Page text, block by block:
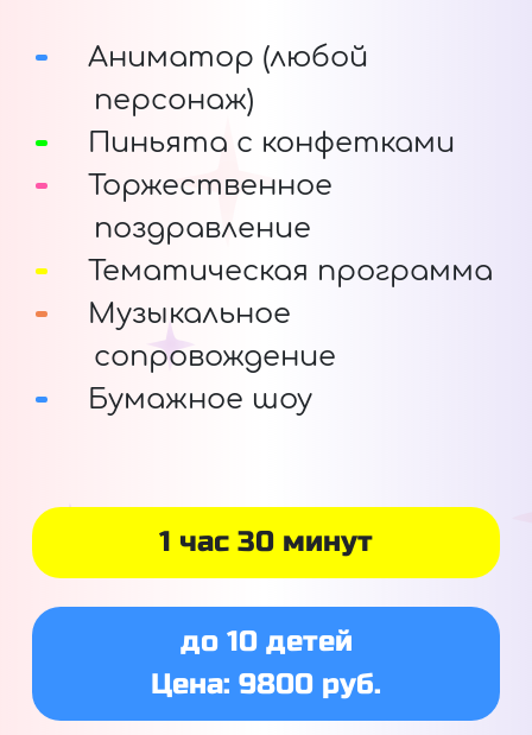
Аниматор (любой
персонаж)
Пиньята с конфетками
Торжественное
поздравление
Тематическая программа
Музыкальное
сопровождение
Бумажное шоу
1 час 30 минут
до 10 детей
Цена: 9800 руб.